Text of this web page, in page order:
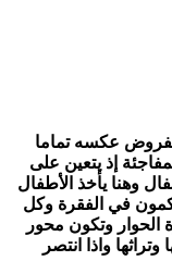
عكسه تماما
إذ يتعين على
وهنا يأخذ الأطفال
في الفقرة وكل
الحوار وتكون محور
واذا انتصر